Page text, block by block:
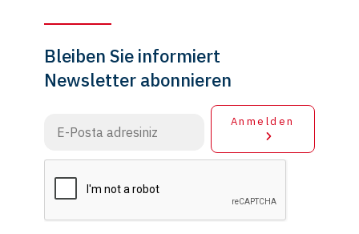
Bleiben Sie informiert
Newsletter abonnieren